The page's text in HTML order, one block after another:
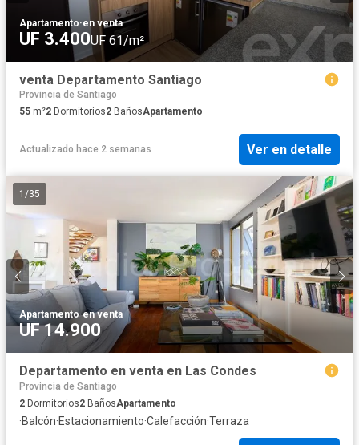
Apartamento·en venta
UF 3.400UF 61/m²
venta Departamento Santiago
Provincia de Santiago
55 m²2 Dormitorios2 BañosApartamento
Actualizado hace 2 semanas Ver en detalle
1 /35
Apartamento·en venta
UF 14.900
Departamento en venta en Las Condes
Provincia de Santiago
2 Dormitorios2 BañosApartamento
·Balcón·Estacionamiento·Calefacción·Terraza